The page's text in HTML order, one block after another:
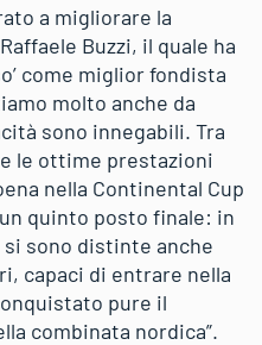
a migliorare la
Buzzi, il quale ha
come miglior fondista
molto anche da
sono innegabili. Tra
le ottime prestazioni
nella Continental Cup
quinto posto finale: in
sono distinte anche
capaci di entrare nella
pure il
combinata nordica”.